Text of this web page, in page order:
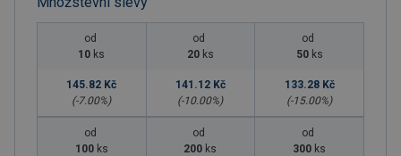
od
10 ks
145.82 Kč
(-7.00%)
od
20 ks
141.12 Kč
(-10.00%)
od
50 ks
133.28 Kč
(-15.00%)
od
100 ks
od
200 ks
od
300 ks